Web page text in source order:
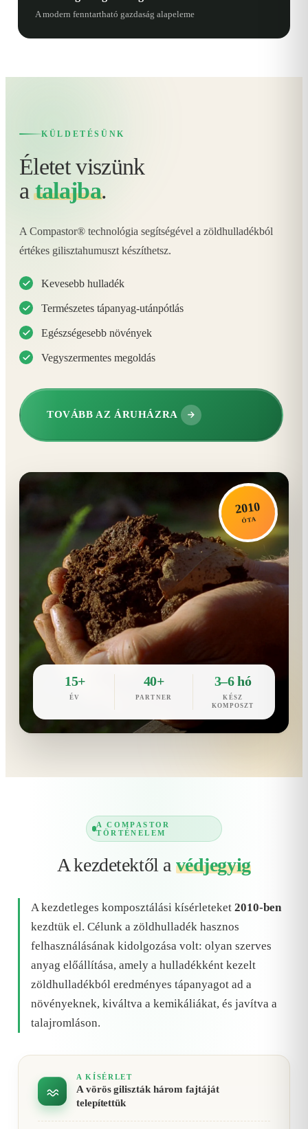
A modern fenntartható gazdaság alapeleme
KÜLDETÉSÜNK
Életet viszünk
atalajba.
A Compastor® technológia segítségével a zöldhulladékból
értékes gilisztahumuszt készíthetsz.
Kevesebb hulladék
Természetes tápanyag-utánpótlás
Egészségesebb növények
Vegyszermentes megoldás
TOVÁBB AZ ÁRUHÁZRA
2010
ÓTA
15+
ÉV
40+
PARTNER
3–6 hó
KÉSZ
KOMPOSZT
A COMPASTOR
TÖRTÉNELEM
A kezdetektől a védjegyig
A kezdetleges komposztálási kísérleteket 2010-ben
kezdtük el. Célunk a zöldhulladék hasznos
felhasználásának kidolgozása volt: olyan szerves
anyag előállítása, amely a hulladékként kezelt
zöldhulladékból eredményes tápanyagot ad a
növényeknek, kiváltva a kemikáliákat, és javítva a
talajromláson.
A KÍSÉRLET
A vörös giliszták három fajtáját
telepítettük